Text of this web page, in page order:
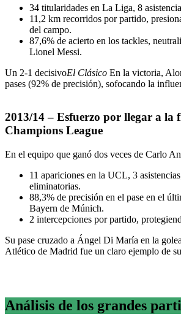
34 titularidades en La Liga, 8
11,2 km recorridos por partido,
del campo.
87,6% de acierto en los tackles,
Lionel Messi.
Un 2-1 decisivoEl Clásico En la victoria,
pases (92% de precisión), sofocando la
2013/14 – Esfuerzo por llegar a la
Champions League
En el equipo que ganó dos veces de Carlo
11 apariciones en la UCL, 3
eliminatorias.
88,3% de precisión en el pase en el
Bayern de Múnich.
2 intercepciones por partido,
Su pase cruzado a Ángel Di María en la
Atlético de Madrid fue un claro ejemplo de
Análisis de los grandes